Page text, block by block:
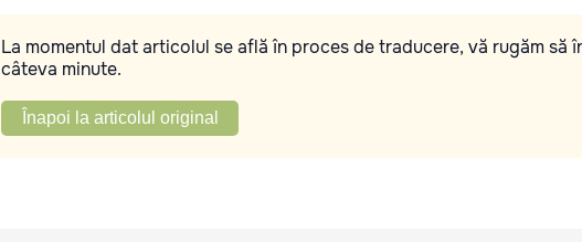
La momentul dat articolul se află în proces de traducere, vă rugăm să
câteva minute.
Înapoi la articolul original